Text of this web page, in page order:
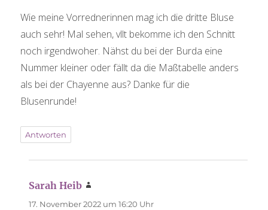
Wie meine Vorrednerinnen mag ich die dritte Bluse
auch sehr! Mal sehen, vllt bekomme ich den Schnitt
noch irgendwoher. Nähst du bei der Burda eine
Nummer kleiner oder fällt da die Maßtabelle anders
als bei der Chayenne aus? Danke für die
Blusenrunde!
Antworten
Sarah Heib
17. November 2022 um 16:20 Uhr